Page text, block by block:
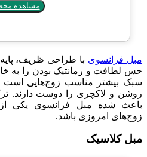
مشاهده
مبل فرانسوی با طراحی ظریف،
حس لطافت و رمانتیک بودن را به
سبک بیشتر مناسب زوج‌هایی است
روشن و لاکچری را دوست دارند.
باعث شده مبل فرانسوی یکی از
زوج‌های امروزی باشد.
مبل کلاسیک